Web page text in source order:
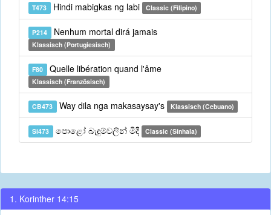
T473 Hindi mabigkas ng labi Classic (Filipino)
P214 Nenhum mortal dirá jamais
Klassisch (Portugiesisch)
F80 Quelle libération quand l'âme
Klassisch (Französisch)
CB473 Way dila nga makasaysay's Klassisch (Cebuano)
Si473 පොළෝ බැඳුම්වලින් මිදී Classic (Sinhala)
1. Korinther 14:15